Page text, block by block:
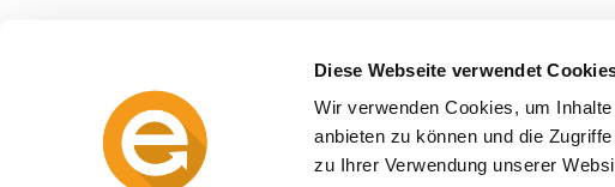
Diese Webseite verwendet
Wir verwenden Cookies, um
anbieten zu können und die
zu Ihrer Verwendung unserer